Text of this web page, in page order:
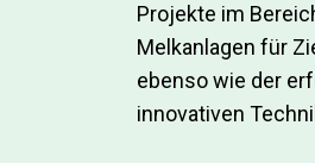
Projekte im
Melkanlagen für
ebenso wie der
innovativen